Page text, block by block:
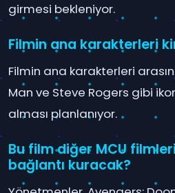
girmesi bekleniyor.
Filmin ana karakterleri
Filmin ana karakterleri
Man ve Steve Rogers gibi
alması planlanıyor.
Bu film diğer MCU
bağlantı kuracak?